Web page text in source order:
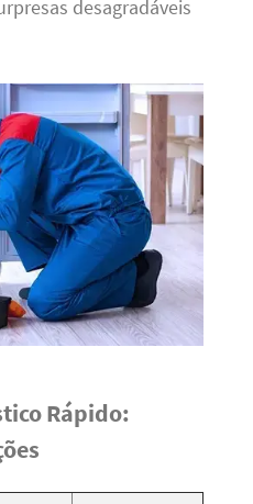
desagradáveis
Rápido: